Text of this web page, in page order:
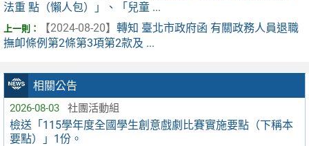
相關公告
2026-08-03 社團活動組
檢送「115學年度全國學生創意戲劇比賽實施要點（下稱本
要點）」1份。
法重 點（懶人包）」、「兒童 ...
【2024-08-20】 轉知 臺北市政府函 有關政務人員退職
撫卹條例第2條第3項第2款及 ...